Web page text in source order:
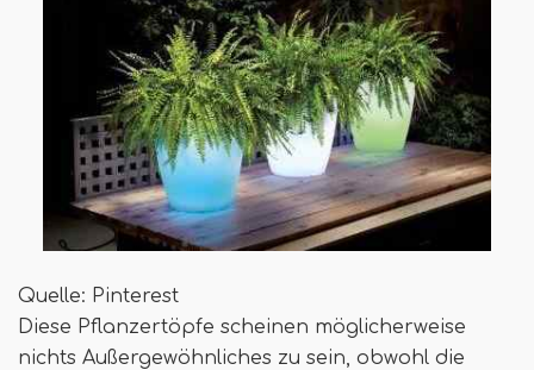
Quelle: Pinterest
Diese Pflanzertöpfe scheinen möglicherweise
nichts Außergewöhnliches zu sein, obwohl die